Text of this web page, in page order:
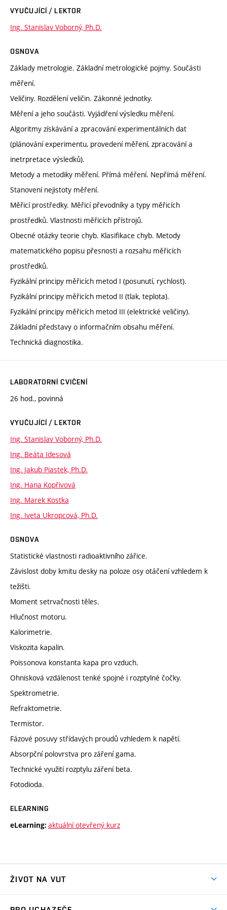
VYUČUJÍCÍ / LEKTOR
Ing. Stanislav Voborný, Ph.D.
OSNOVA
Základy metrologie. Základní metrologické pojmy. Součásti
měření.
Veličiny. Rozdělení veličin. Zákonné jednotky.
Měření a jeho součásti. Vyjádření výsledku měření.
Algoritmy získávání a zpracování experimentálních dat
(plánování experimentu, provedení měření, zpracování a
inetrpretace výsledků).
Metody a metodiky měření. Přímá měření. Nepřímá měření.
Stanovení nejistoty měření.
Měřicí prostředky. Měřicí převodníky a typy měřicích
prostředků. Vlastnosti měřicích přístrojů.
Obecné otázky teorie chyb. Klasifikace chyb. Metody
matematického popisu přesnosti a rozsahu měřicích
prostředků.
Fyzikální principy měřicích metod I (posunutí, rychlost).
Fyzikální principy měřicích metod II (tlak, teplota).
Fyzikální principy měřicích metod III (elektrické veličiny).
Základní představy o informačním obsahu měření.
Technická diagnostika.
LABORATORNÍ CVIČENÍ
26 hod., povinná
VYUČUJÍCÍ / LEKTOR
Ing. Stanislav Voborný, Ph.D.
Ing. Beáta Idesová
Ing. Jakub Piastek, Ph.D.
Ing. Hana Kopřivová
Ing. Marek Kostka
Ing. Iveta Ukropcová, Ph.D.
OSNOVA
Statistické vlastnosti radioaktivního zářice.
Závislost doby kmitu desky na poloze osy otáčení vzhledem k
težišti.
Moment setrvačnosti těles.
Hlučnost motoru.
Kalorimetrie.
Viskozita kapalin.
Poissonova konstanta kapa pro vzduch.
Ohnisková vzdálenost tenké spojné i rozptylné čočky.
Spektrometrie.
Refraktometrie.
Termistor.
Fázové posuvy střídavých proudů vzhledem k napětí.
Absorpční polovrstva pro záření gama.
Technické využití rozptylu záření beta.
Fotodioda.
ELEARNING
eLearning: aktuální otevřený kurz
ŽIVOT NA VUT